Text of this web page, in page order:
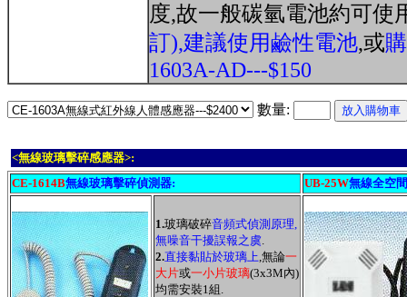
度,故一般碳氫電池約可使
訂),建議使用鹼性電池,或
1603A-AD---$150
數量:
<無線玻璃擊碎感應器>:
CE-1614B無線玻璃擊碎偵測器: UB-25W無線全空
1.玻璃破碎音頻式偵測原理,
無噪音干擾誤報之虞.
2.直接黏貼於玻璃上,無論一
大片或一小片玻璃(3x3M內)
均需安裝1組.